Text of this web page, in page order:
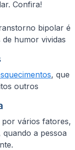
Confira!
bipolar é
humor vividas
, que
outros
por vários fatores,
a pessoa